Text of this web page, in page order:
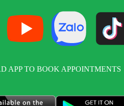
APP TO BOOK APPOINTMENTS